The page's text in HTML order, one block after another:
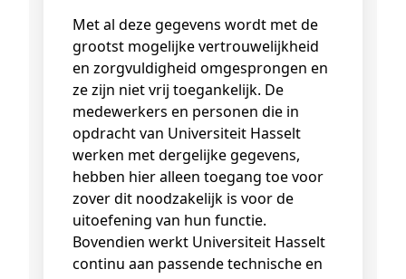
Met al deze gegevens wordt met de
grootst mogelijke vertrouwelijkheid
en zorgvuldigheid omgesprongen en
ze zijn niet vrij toegankelijk. De
medewerkers en personen die in
opdracht van Universiteit Hasselt
werken met dergelijke gegevens,
hebben hier alleen toegang toe voor
zover dit noodzakelijk is voor de
uitoefening van hun functie.
Bovendien werkt Universiteit Hasselt
continu aan passende technische en